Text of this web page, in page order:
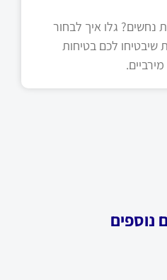
נחשים? גלו איך לבחור
שיבטיחו לכם בטיחות
מירביים.
נוספים